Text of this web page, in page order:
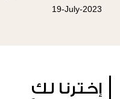
19-July-2023
إخترنا لكِ